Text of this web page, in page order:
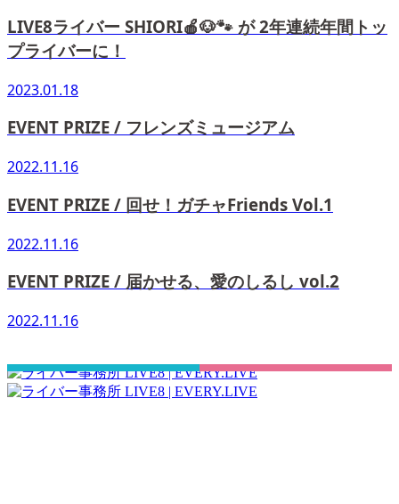
LIVE8ライバー SHIORI🍎🐶🐾 が 2年連続年間トッ
プライバーに！
2023.01.18
EVENT PRIZE / フレンズミュージアム
2022.11.16
EVENT PRIZE / 回せ！ガチャFriends Vol.1
2022.11.16
EVENT PRIZE / 届かせる、愛のしるし vol.2
2022.11.16